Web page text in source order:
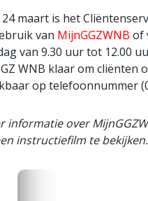
24 maart is het
van MijnGGZWNB of
van 9.30 uur tot 12.00
WNB klaar om cliënten
op telefoonnummer
informatie over
instructiefilm te